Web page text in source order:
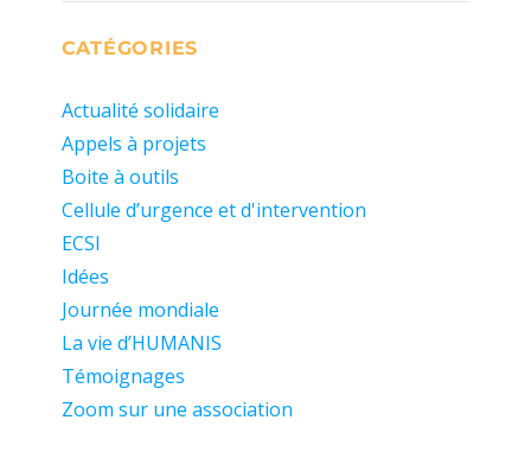
CATÉGORIES
Actualité solidaire
Appels à projets
Boite à outils
Cellule d’urgence et d'intervention
ECSI
Idées
Journée mondiale
La vie d’HUMANIS
Témoignages
Zoom sur une association